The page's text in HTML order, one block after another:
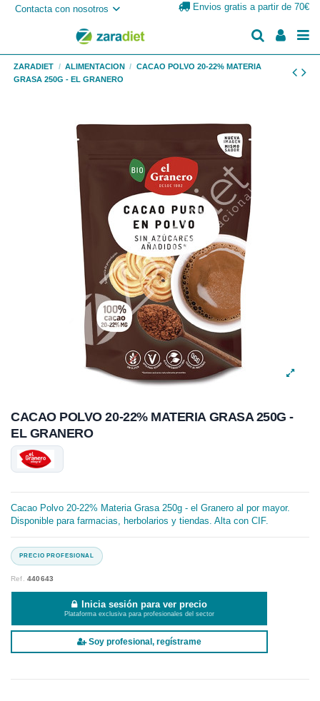
Contacta con nosotros Envios gratis a partir de 70€
ZARADIET ALIMENTACION
CACAO POLVO 20-22% MATERIA
GRASA 250G - EL GRANERO
CACAO POLVO 20-22% MATERIA GRASA 250G -
EL GRANERO
Cacao Polvo 20-22% Materia Grasa 250g - el Granero al por mayor.
Disponible para farmacias, herbolarios y tiendas. Alta con CIF.
Ref.440643
Inicia sesión para ver precio
Plataforma exclusiva para profesionales del sector
Soy profesional, regístrame